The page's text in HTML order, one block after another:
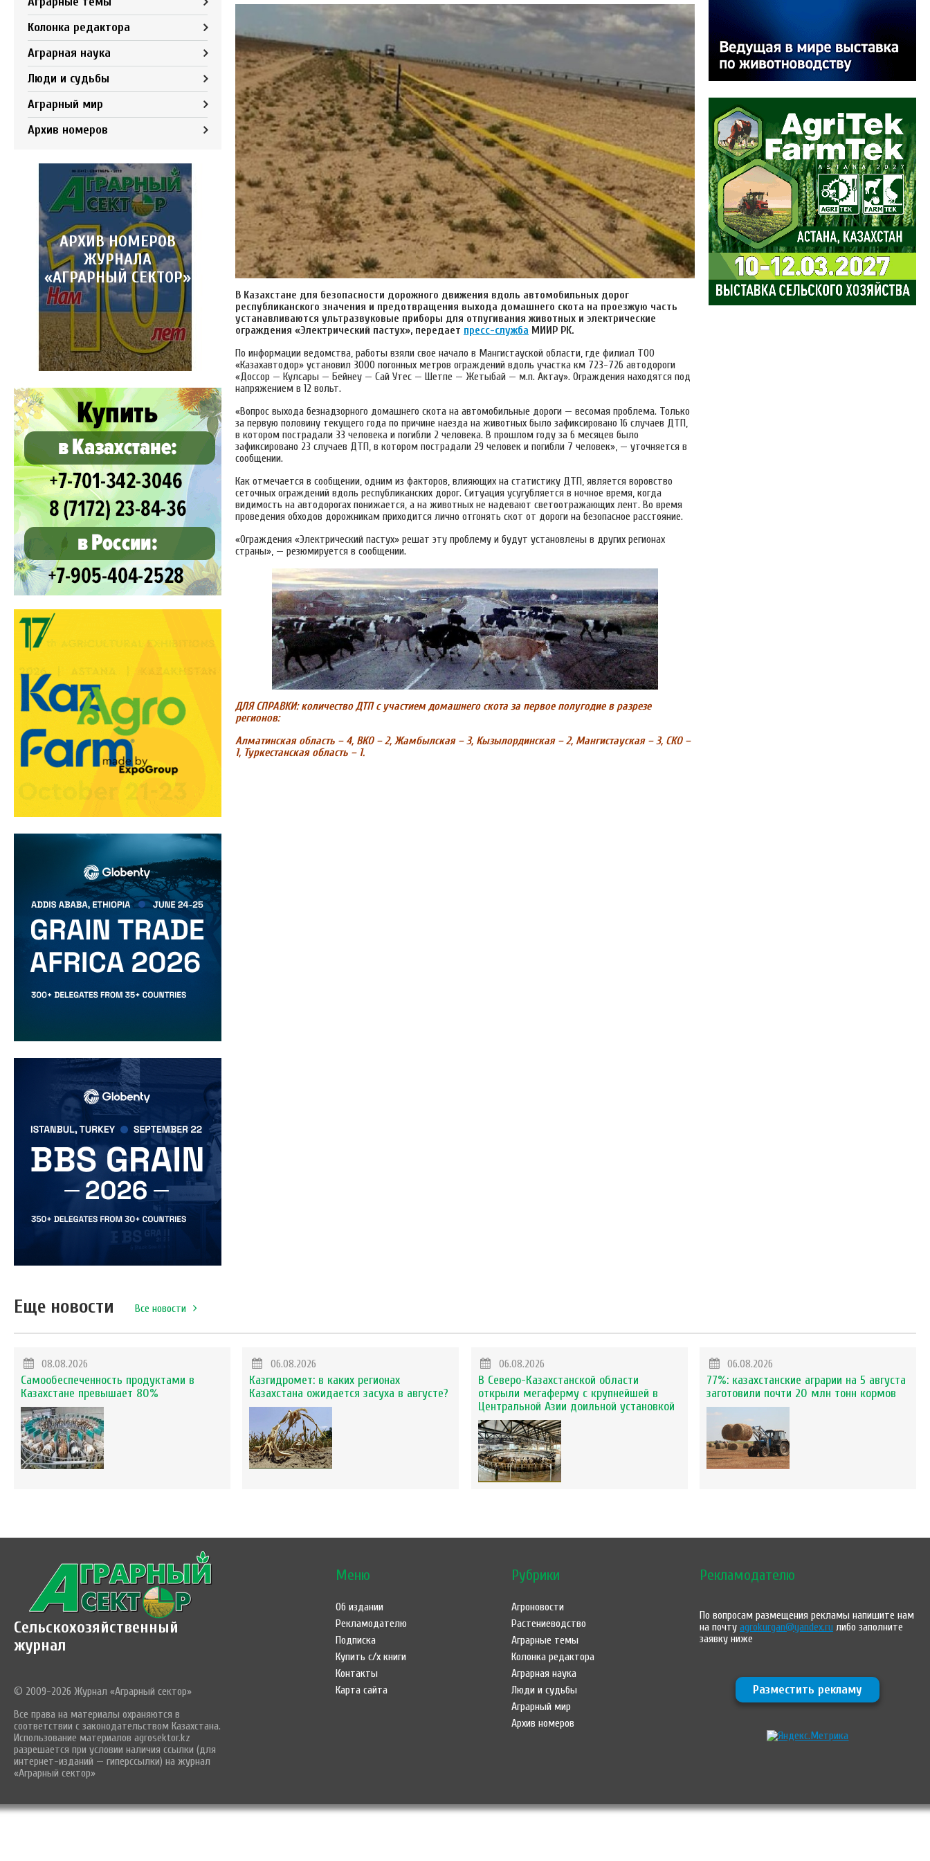
Колонка редактора
Аграрная наука
Люди и судьбы
Аграрный мир
Архив номеров
АРХИВ НОМЕРОВ
ЖУРНАЛА
«АГРАРНЫЙ СЕКТОР»
В Казахстане для безопасности дорожного движения вдоль автомобильных дорог
республиканского значения и предотвращения выхода домашнего скота на проезжую часть
устанавливаются ультразвуковые приборы для отпугивания животных и электрические
ограждения «Электрический пастух», передает пресс-служба МИИР РК.
По информации ведомства, работы взяли свое начало в Мангистауской области, где филиал ТОО
«Казахавтодор» установил 3000 погонных метров ограждений вдоль участка км 723-726 автодороги
«Доссор — Кулсары — Бейнеу — Сай Утес — Шетпе — Жетыбай — м.п. Актау». Ограждения находятся под
напряжением в 12 вольт.
«Вопрос выхода безнадзорного домашнего скота на автомобильные дороги — весомая проблема. Только
за первую половину текущего года по причине наезда на животных было зафиксировано 16 случаев ДТП,
в котором пострадали 33 человека и погибли 2 человека. В прошлом году за 6 месяцев было
зафиксировано 23 случаев ДТП, в котором пострадали 29 человек и погибли 7 человек», — уточняется в
сообщении.
Как отмечается в сообщении, одним из факторов, влияющих на статистику ДТП, является воровство
сеточных ограждений вдоль республиканских дорог. Ситуация усугубляется в ночное время, когда
видимость на автодорогах понижается, а на животных не надевают светоотражающих лент. Во время
проведения обходов дорожникам приходится лично отгонять скот от дороги на безопасное расстояние.
«Ограждения «Электрический пастух» решат эту проблему и будут установлены в других регионах
страны», — резюмируется в сообщении.
ДЛЯ СПРАВКИ: количество ДТП с участием домашнего скота за первое полугодие в разрезе
регионов:
Алматинская область – 4, ВКО – 2, Жамбылская – 3, Кызылординская – 2, Мангистауская – 3, СКО –
1, Туркестанская область – 1.
Еще новости Все новости
08.08.2026
Самообеспеченность продуктами в
Казахстане превышает 80%
06.08.2026
Казгидромет: в каких регионах
Казахстана ожидается засуха в августе?
06.08.2026
В Северо-Казахстанской области
открыли мегаферму с крупнейшей в
Центральной Азии доильной установкой
06.08.2026
77%: казахстанские аграрии на 5 августа
заготовили почти 20 млн тонн кормов
Сельскохозяйственный
журнал
© 2009-2026 Журнал «Аграрный сектор»
Все права на материалы охраняются в
соответствии с законодательством Казахстана.
Использование материалов agrosektor.kz
разрешается при условии наличия ссылки (для
интернет-изданий — гиперссылки) на журнал
«Аграрный сектор»
Меню
Об издании
Рекламодателю
Подписка
Купить с/х книги
Контакты
Карта сайта
Рубрики
Агроновости
Растениеводство
Аграрные темы
Колонка редактора
Аграрная наука
Люди и судьбы
Аграрный мир
Архив номеров
Рекламодателю
По вопросам размещения рекламы напишите нам
на почтуagrokurgan@yandex.ru либо заполните
заявку ниже
Разместить рекламу